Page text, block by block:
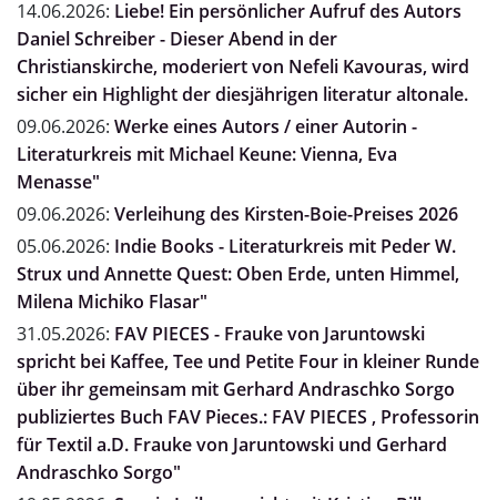
14.06.2026: Liebe! Ein persönlicher Aufruf des Autors
Daniel Schreiber - Dieser Abend in der
Christianskirche, moderiert von Nefeli Kavouras, wird
sicher ein Highlight der diesjährigen literatur altonale.
09.06.2026: Werke eines Autors / einer Autorin -
Literaturkreis mit Michael Keune: Vienna, Eva
Menasse"
09.06.2026: Verleihung des Kirsten-Boie-Preises 2026
05.06.2026: Indie Books - Literaturkreis mit Peder W.
Strux und Annette Quest: Oben Erde, unten Himmel,
Milena Michiko Flasar"
31.05.2026: FAV PIECES - Frauke von Jaruntowski
spricht bei Kaffee, Tee und Petite Four in kleiner Runde
über ihr gemeinsam mit Gerhard Andraschko Sorgo
publiziertes Buch FAV Pieces.: FAV PIECES , Professorin
für Textil a.D. Frauke von Jaruntowski und Gerhard
Andraschko Sorgo"